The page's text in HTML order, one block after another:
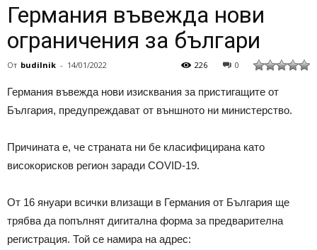
Германия въвежда нови
ограничения за българи
От budilnik - 14/01/2022 0
226
Германия въвежда нови изисквания за пристигащите от
България, предупреждават от външното ни министерство.
Причината е, че страната ни бе класифицирана като
високорисков регион заради COVID-19.
От 16 януари всички влизащи в Германия от България ще
трябва да попълнят дигитална форма за предварителна
регистрация. Той се намира на адрес: